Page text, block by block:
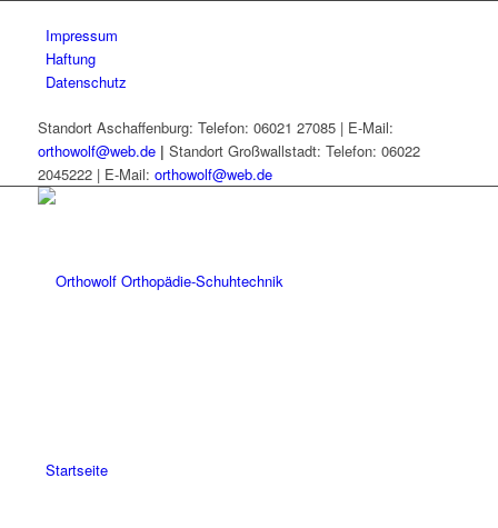
Impressum
Haftung
Datenschutz
Standort Aschaffenburg: Telefon: 06021 27085 | E-Mail:
orthowolf@web.de | Standort Großwallstadt: Telefon: 06022
2045222 | E-Mail: orthowolf@web.de
Startseite